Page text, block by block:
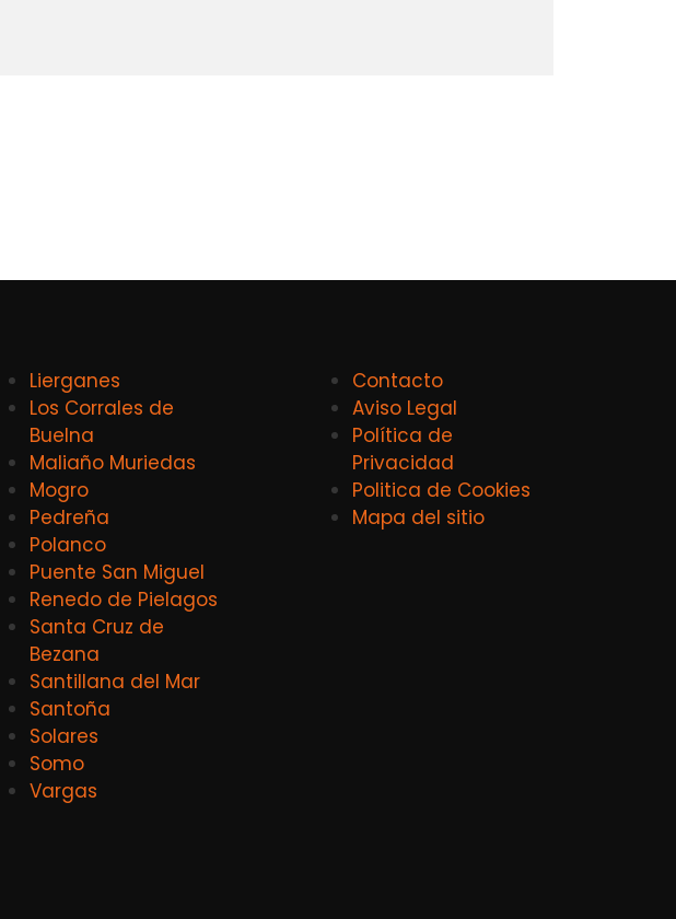
Lierganes
Los Corrales de
Buelna
Maliaño Muriedas
Mogro
Pedreña
Polanco
Puente San Miguel
Renedo de Pielagos
Santa Cruz de
Bezana
Santillana del Mar
Santoña
Solares
Somo
Vargas
Contacto
Aviso Legal
Política de
Privacidad
Politica de Cookies
Mapa del sitio